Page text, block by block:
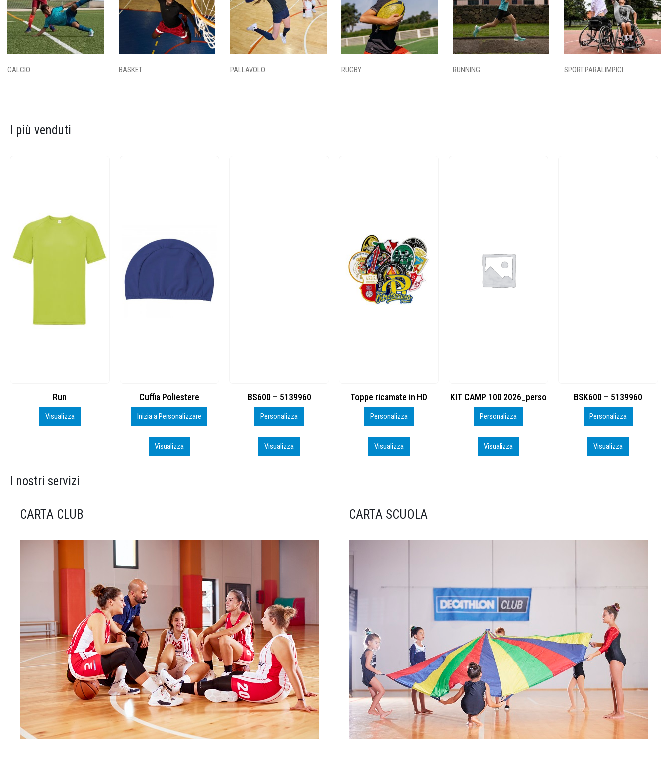
CALCIO BASKET PALLAVOLO RUGBY RUNNING SPORT PARALIMPICI
I più venduti
Cuffia Poliestere
Inizia a Personalizzare
BS600 – 5139960
Personalizza
Visualizza
Toppe ricamate in HD
Personalizza
Visualizza
KIT CAMP 100 2026_perso
Personalizza
Visualizza
BSK600 – 5139960
Personalizza
Visualizza
DTF
Personalizza
Visualizza
I nostri servizi
CARTA CLUB CARTA SCUOLA